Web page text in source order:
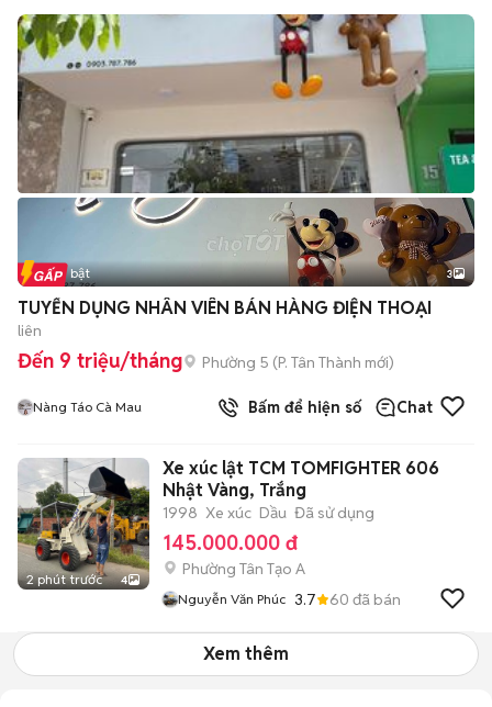
Tin nổi bật 3
TUYỂN DỤNG NHÂN VIÊN BÁN HÀNG ĐIỆN THOẠI
liên
Đến 9 triệu/tháng Phường 5 (P. Tân Thành mới)
Nàng Táo Cà Mau Bấm để hiện số Chat
2 phút trước 4
Xe xúc lật TCM TOMFIGHTER 606
Nhật Vàng, Trắng
1998 Xe xúc Dầu Đã sử dụng
145.000.000 đ
Phường Tân Tạo A
Nguyễn Văn Phúc 3.7 60 đã bán
Xem thêm